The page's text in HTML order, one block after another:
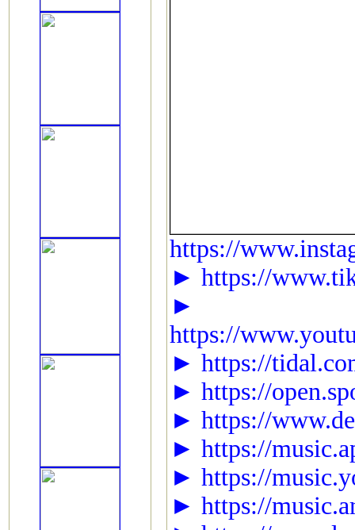
https://
► https://
►
https://
► https://
► https://
► https://
► https://
► https://
► https://